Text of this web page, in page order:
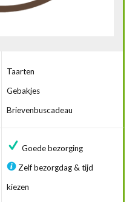
Taarten
Gebakjes
Brievenbuscadeau
Goede bezorging
Zelf bezorgdag & tijd
kiezen